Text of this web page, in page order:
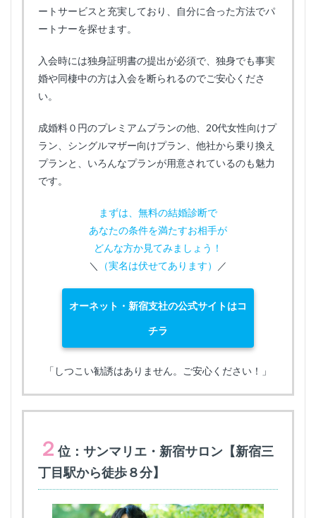
ートサービスと充実しており、自分に合った方法でパ
ートナーを探せます。
入会時には独身証明書の提出が必須で、独身でも事実
婚や同棲中の方は入会を断られるのでご安心くださ
い。
成婚料０円のプレミアムプランの他、20代女性向けプ
ラン、シングルマザー向けプラン、他社から乗り換え
プランと、いろんなプランが用意されているのも魅力
です。
まずは、無料の結婚診断で
あなたの条件を満たすお相手が
どんな方か見てみましょう！
＼
（実名は伏せてあります） ／
オーネット・新宿支社の公式サイトはコ
チラ
「しつこい勧誘はありません。ご安心ください！」
２ 位：サンマリエ・新宿サロン【新宿三
丁目駅から徒歩８分】